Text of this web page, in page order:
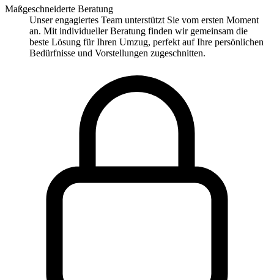
Maßgeschneiderte Beratung
Unser engagiertes Team unterstützt Sie vom ersten Moment
an. Mit individueller Beratung finden wir gemeinsam die
beste Lösung für Ihren Umzug, perfekt auf Ihre persönlichen
Bedürfnisse und Vorstellungen zugeschnitten.